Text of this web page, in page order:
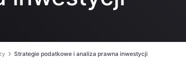
Strategie podatkowe i analiza prawna inwestycji